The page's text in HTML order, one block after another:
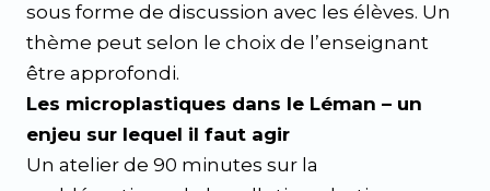
sous forme de discussion avec les élèves. Un
thème peut selon le choix de l’enseignant
être approfondi.
Les microplastiques dans le Léman – un
enjeu sur lequel il faut agir
Un atelier de 90 minutes sur la